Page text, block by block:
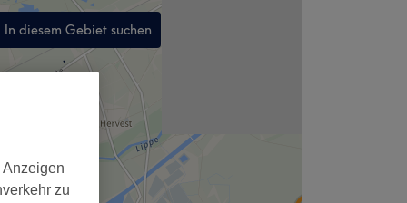
In diesem Gebiet suchen
,
zu